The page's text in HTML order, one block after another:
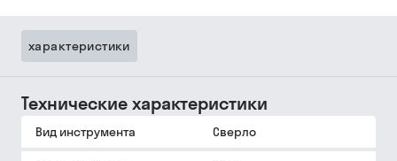
характеристики
Технические характеристики
Вид инструмента Сверло